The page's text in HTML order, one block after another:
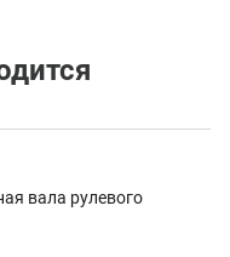
вала рулевого